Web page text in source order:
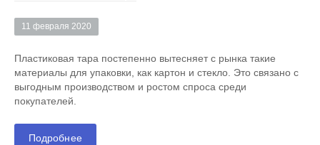
11 февраля 2020
Пластиковая тара постепенно вытесняет с рынка такие
материалы для упаковки, как картон и стекло. Это связано с
выгодным производством и ростом спроса среди
покупателей.
Подробнее